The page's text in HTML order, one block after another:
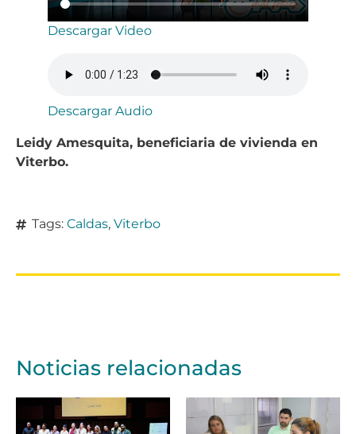
Descargar Video
Descargar Audio
Leidy Amesquita, beneficiaria de vivienda en
Viterbo.
Tags: Caldas, Viterbo
Noticias relacionadas